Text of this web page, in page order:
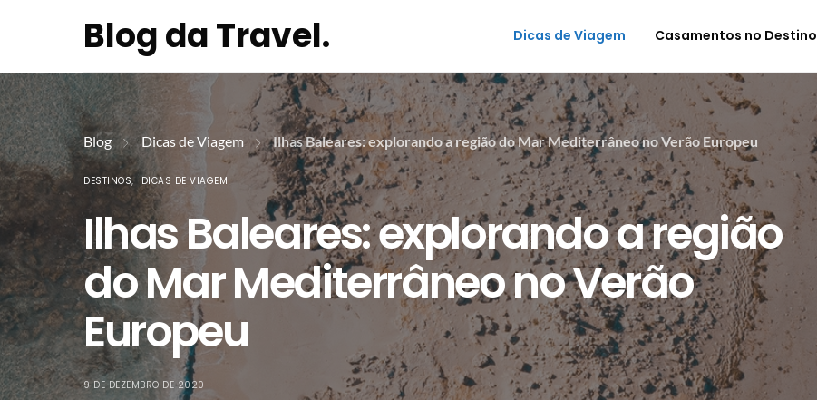
Blog da Travel. Dicas de Viagem Casamentos no Destino
Blog Dicas de Viagem Ilhas Baleares: explorando a região do Mar Mediterrâneo no Verão Europeu
DESTINOS DICAS DE VIAGEM
Ilhas Baleares: explorando a região
do Mar Mediterrâneo no Verão
Europeu
9 DE DEZEMBRO DE 2020